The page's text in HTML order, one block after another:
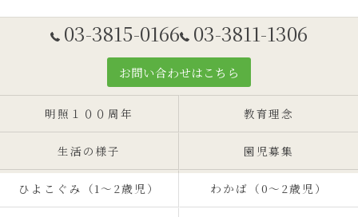
03-3815-0166 03-3811-1306
お問い合わせはこちら
明照１００周年 教育理念
生活の様子 園児募集
ひよこぐみ（1〜2歳児） わかば（0～2歳児）